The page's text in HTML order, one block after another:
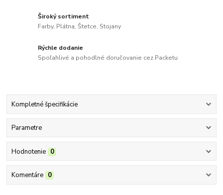
Široký sortiment
Farby, Plátna, Štetce, Stojany
Rýchle dodanie
Spoľahlivé a pohodlné doručovanie cez Packetu
Kompletné špecifikácie
Parametre
Hodnotenie 0
Komentáre 0